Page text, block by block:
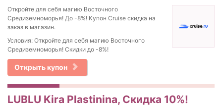
Откройте для себя магию Восточного
Средиземноморья! До -8%! Купон Cruise скидка на
заказ в магазин.
Условия: Откройте для себя магию Восточного
Средиземноморья! Cкидки до -8%!
Открыть купон
LUBLU Kira Plastinina, Скидка 10%!